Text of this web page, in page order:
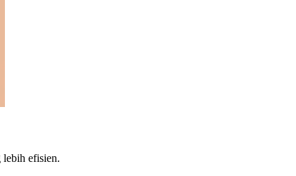
lebih efisien.